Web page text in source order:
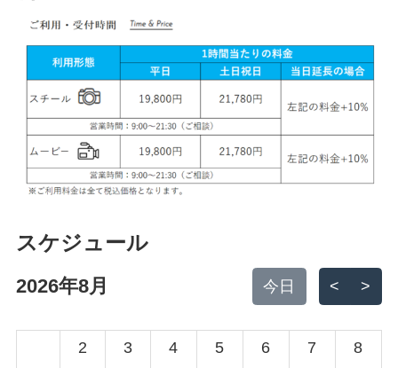
スケジュール
2026年8月 今日 < >
2
3
4
5
6
7
8
3:00
5:00
7:00